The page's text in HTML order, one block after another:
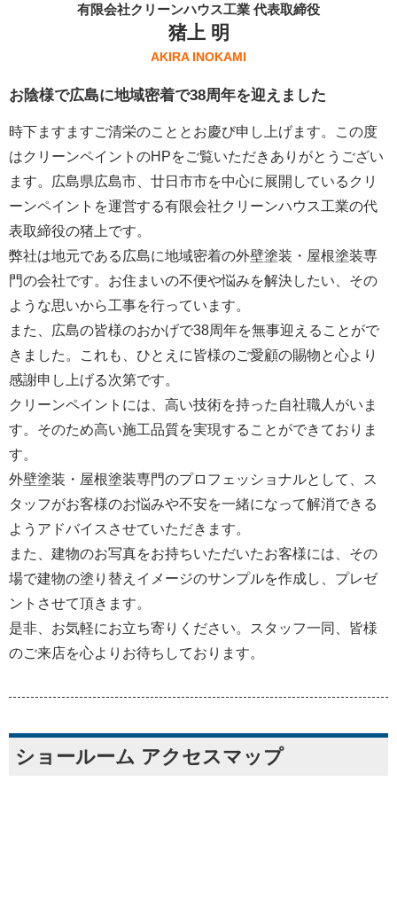
有限会社クリーンハウス工業 代表取締役
猪上 明
AKIRA INOKAMI
お陰様で広島に地域密着で38周年を迎えました
時下ますますご清栄のこととお慶び申し上げます。この度
はクリーンペイントのHPをご覧いただきありがとうござい
ます。広島県広島市、廿日市市を中心に展開しているクリ
ーンペイントを運営する有限会社クリーンハウス工業の代
表取締役の猪上です。
弊社は地元である広島に地域密着の外壁塗装・屋根塗装専
門の会社です。お住まいの不便や悩みを解決したい、その
ような思いから工事を行っています。
また、広島の皆様のおかげで38周年を無事迎えることがで
きました。これも、ひとえに皆様のご愛顧の賜物と心より
感謝申し上げる次第です。
クリーンペイントには、高い技術を持った自社職人がいま
す。そのため高い施工品質を実現することができておりま
す。
外壁塗装・屋根塗装専門のプロフェッショナルとして、ス
タッフがお客様のお悩みや不安を一緒になって解消できる
ようアドバイスさせていただきます。
また、建物のお写真をお持ちいただいたお客様には、その
場で建物の塗り替えイメージのサンプルを作成し、プレゼ
ントさせて頂きます。
是非、お気軽にお立ち寄りください。スタッフ一同、皆様
のご来店を心よりお待ちしております。
ショールーム アクセスマップ